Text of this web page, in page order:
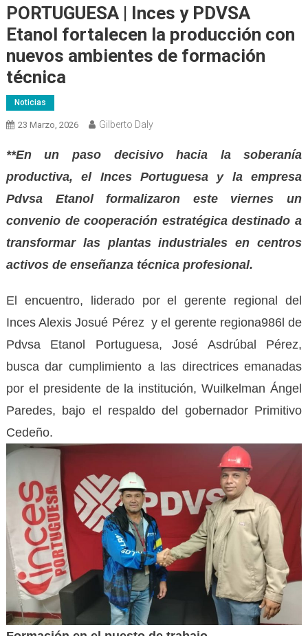
PORTUGUESA | Inces y PDVSA
Etanol fortalecen la producción con
nuevos ambientes de formación
técnica
Noticias
23 Marzo, 2026 Gilberto Daly
**En un paso decisivo hacia la soberanía
productiva, el Inces Portuguesa y la empresa
Pdvsa Etanol formalizaron este viernes un
convenio de cooperación estratégica destinado a
transformar las plantas industriales en centros
activos de enseñanza técnica profesional.
El encuentro, liderado por el gerente regional del
Inces Alexis Josué Pérez y el gerente regiona986l de
Pdvsa Etanol Portuguesa, José Asdrúbal Pérez,
busca dar cumplimiento a las directrices emanadas
por el presidente de la institución, Wuilkelman Ángel
Paredes, bajo el respaldo del gobernador Primitivo
Cedeño.